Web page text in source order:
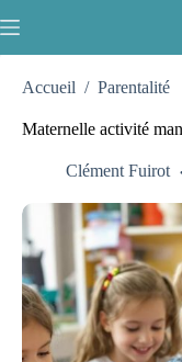
au
Accueil / Parentalité
Maternelle activité
Clément Fuirot